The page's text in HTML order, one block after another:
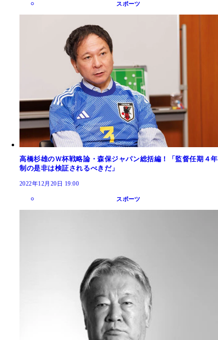
スポーツ
高橋杉雄のＷ杯戦略論・森保ジャパン総括編！「監督任期４年
制の是非は検証されるべきだ」
2022年12月20日 19:00
スポーツ